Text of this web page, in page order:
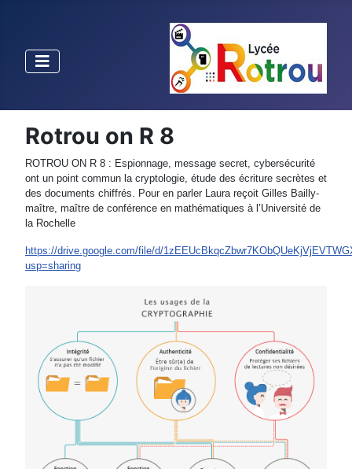
Rotrou on R 8
ROTROU ON R 8 : Espionnage, message secret, cybersécurité
ont un point commun la cryptologie, étude des écriture secrètes et
des documents chiffrés. Pour en parler Laura reçoit Gilles Bailly-
maître, maître de conférence en mathématiques à l’Université de
la Rochelle
https://drive.google.com/file/d/
usp=sharing